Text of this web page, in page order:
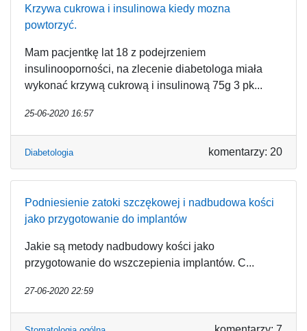
Krzywa cukrowa i insulinowa kiedy mozna
powtorzyć.
Mam pacjentkę lat 18 z podejrzeniem
insulinooporności, na zlecenie diabetologa miała
wykonać krzywą cukrową i insulinową 75g 3 pk...
25-06-2020 16:57
Diabetologia komentarzy: 20
Podniesienie zatoki szczękowej i nadbudowa kości
jako przygotowanie do implantów
Jakie są metody nadbudowy kości jako
przygotowanie do wszczepienia implantów. C...
27-06-2020 22:59